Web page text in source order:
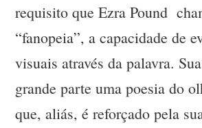
requisito que Ezra Pound
“fanopeia”, a capacidade de
visuais através da palavra.
grande parte uma poesia do
que, aliás, é reforçado pela